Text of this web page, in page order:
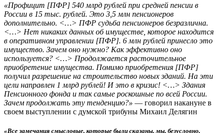
«Профицит [ПФР] 540 млрд рублей при средней пенсии в
России в 15 тыс. рублей. Это 3,5 млн пенсионеров
дополнительно. <…> ПФР судьба пенсионеров безразлична.
<…> Нет никаких данных об имуществе, которое находится
в оперативном управлении [ПФР]. 6 млн рублей принесло это
имущество. Зачем оно нужно? Как эффективно оно
используется? <…> Продолжается расточительное
приобретение имущества. Помимо приобретения [ПФР]
получил разрешение на строительство новых зданий. На эти
цели направлен 1 млрд рублей! И это в кризис! <…> Здания
Пенсионного фонда и так самые роскошные по всей России.
Зачем продолжать эту тенденцию?» — говорил накануне в
своем выступлении с думской трибуны Михаил Делягин
«Все замечания смысловые, которые были сказаны, мы, безусловно,